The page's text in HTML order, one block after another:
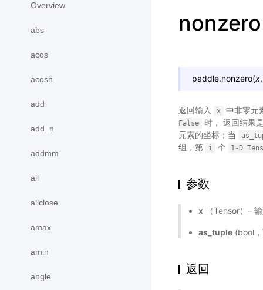
Overview
abs
acos
acosh
add
add_n
addmm
all
allclose
amax
amin
angle
nonzero
paddle.nonzero(x
返回输入 x 中非零元
False
时， 返回结果
元素的坐标；当
组，第 i 个 1-D
参数
x （Tensor）–
as_tuple (bool
返回